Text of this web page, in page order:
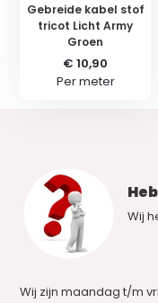
Gebreide kabel stof
tricot Licht Army
Groen
€ 10,90
Per meter
Wij
Wij zijn maandag t/m